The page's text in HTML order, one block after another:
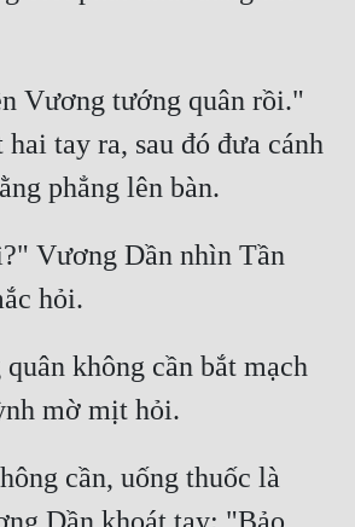
Vương tướng quân rồi."
tay ra, sau đó đưa cánh
Vương Dần nhìn Tần
không cần bắt mạch
cần, uống thuốc là